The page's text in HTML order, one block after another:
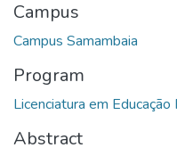
Campus
Campus Samambaia
Program
Licenciatura em
Abstract